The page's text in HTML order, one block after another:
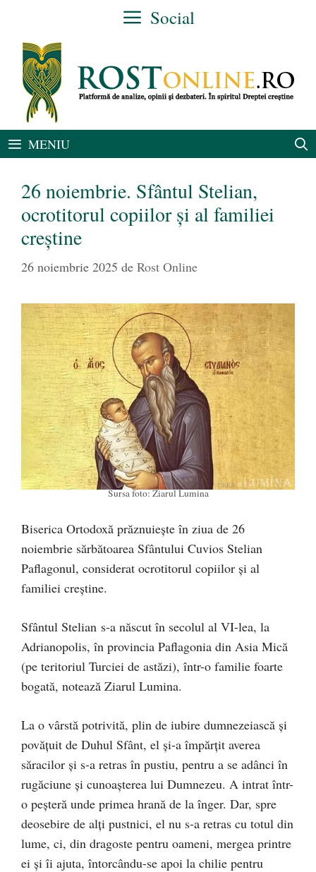
conținut
Social
MENIU
26 noiembrie. Sfântul Stelian,
ocrotitorul copiilor și al familiei
creștine
26 noiembrie 2025 de Rost Online
Sursa foto: Ziarul Lumina
Biserica Ortodoxă prăznuiește în ziua de 26
noiembrie sărbătoarea Sfântului Cuvios Stelian
Paflagonul, considerat ocrotitorul copiilor și al
familiei creștine.
Sfântul Stelian s-a născut în secolul al VI-lea, la
Adrianopolis, în provincia Paflagonia din Asia Mică
(pe teritoriul Turciei de astăzi), într-o familie foarte
bogată, notează Ziarul Lumina.
La o vârstă potrivită, plin de iubire dumnezeiască şi
povăţuit de Duhul Sfânt, el şi-a împărţit averea
săracilor şi s-a retras în pustiu, pentru a se adânci în
rugăciune şi cunoaşterea lui Dumnezeu. A intrat într-
o peşteră unde primea hrană de la înger. Dar, spre
deosebire de alţi pustnici, el nu s-a retras cu totul din
lume, ci, din dragoste pentru oameni, mergea printre
ei şi îi ajuta, întorcându-se apoi la chilie pentru